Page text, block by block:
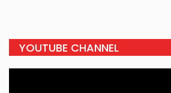
YOUTUBE CHANNEL